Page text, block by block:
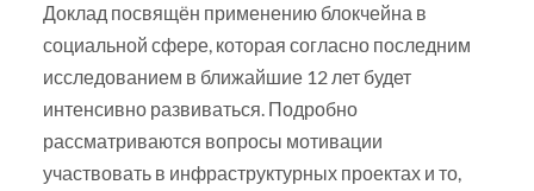
Доклад посвящён применению блокчейна в
социальной сфере, которая согласно последним
исследованием в ближайшие 12 лет будет
интенсивно развиваться. Подробно
рассматриваются вопросы мотивации
участвовать в инфраструктурных проектах и то,